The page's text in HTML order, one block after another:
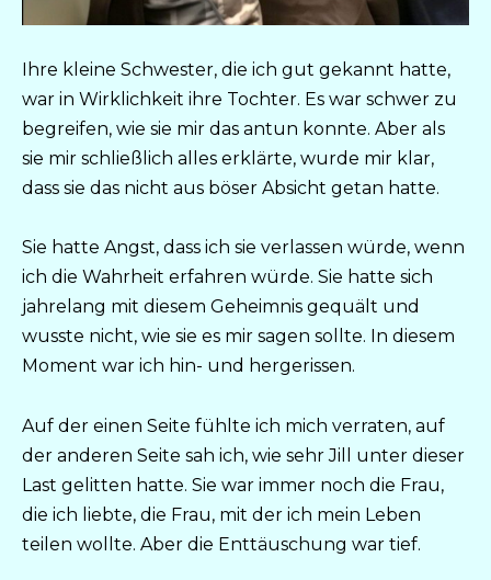
Ihre kleine Schwester, die ich gut gekannt hatte,
war in Wirklichkeit ihre Tochter. Es war schwer zu
begreifen, wie sie mir das antun konnte. Aber als
sie mir schließlich alles erklärte, wurde mir klar,
dass sie das nicht aus böser Absicht getan hatte.
Sie hatte Angst, dass ich sie verlassen würde, wenn
ich die Wahrheit erfahren würde. Sie hatte sich
jahrelang mit diesem Geheimnis gequält und
wusste nicht, wie sie es mir sagen sollte. In diesem
Moment war ich hin- und hergerissen.
Auf der einen Seite fühlte ich mich verraten, auf
der anderen Seite sah ich, wie sehr Jill unter dieser
Last gelitten hatte. Sie war immer noch die Frau,
die ich liebte, die Frau, mit der ich mein Leben
teilen wollte. Aber die Enttäuschung war tief.